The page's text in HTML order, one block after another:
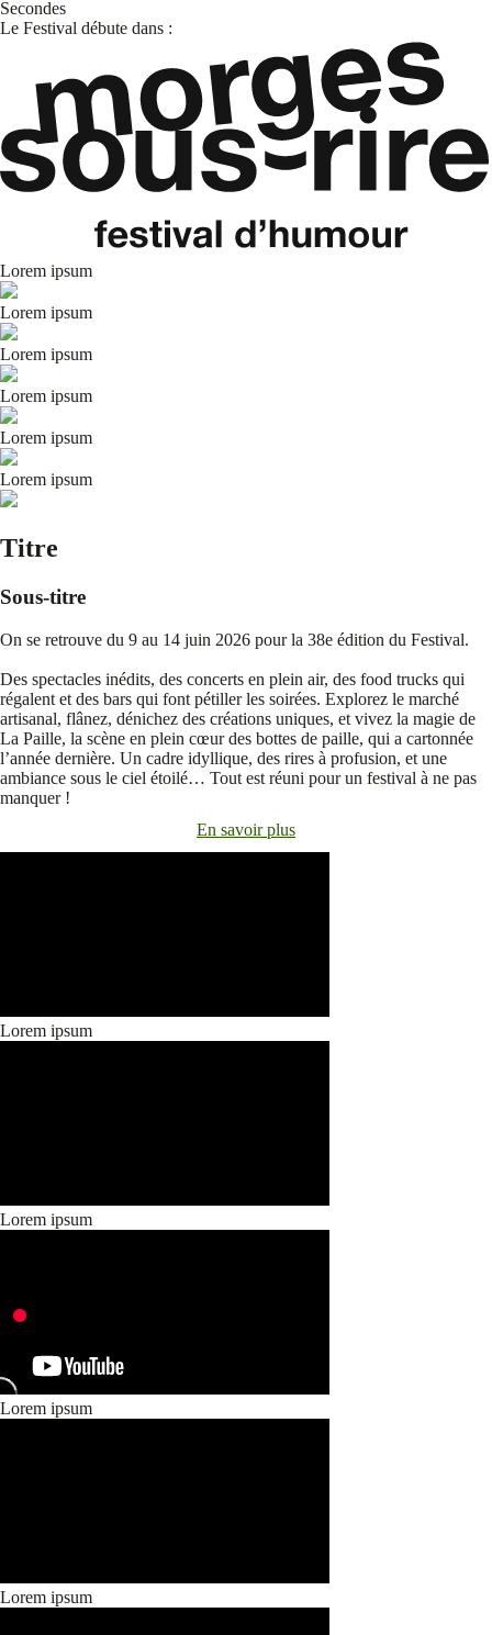
Secondes
Le Festival débute dans :
Lorem ipsum
Lorem ipsum
Lorem ipsum
Lorem ipsum
Lorem ipsum
Lorem ipsum
Titre
Sous-titre
On se retrouve du 9 au 14 juin 2026 pour la 38e édition du Festival.
Des spectacles inédits, des concerts en plein air, des food trucks qui
régalent et des bars qui font pétiller les soirées. Explorez le marché
artisanal, flânez, dénichez des créations uniques, et vivez la magie de
La Paille, la scène en plein cœur des bottes de paille, qui a cartonnée
l’année dernière. Un cadre idyllique, des rires à profusion, et une
ambiance sous le ciel étoilé… Tout est réuni pour un festival à ne pas
manquer !
En savoir plus
Lorem ipsum
Lorem ipsum
Lorem ipsum
Lorem ipsum